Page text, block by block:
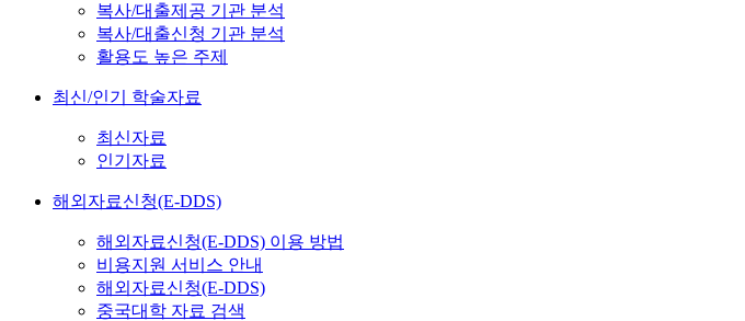
복사/대출제공 기관 분석
복사/대출신청 기관 분석
활용도 높은 주제
최신/인기 학술자료
최신자료
인기자료
해외자료신청(E-DDS)
해외자료신청(E-DDS) 이용 방법
비용지원 서비스 안내
해외자료신청(E-DDS)
중국대학 자료 검색